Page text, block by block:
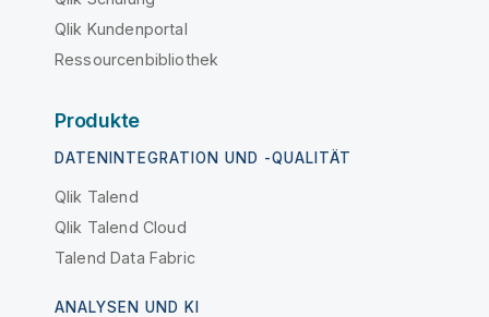
Qlik Kundenportal
Ressourcenbibliothek
Produkte
DATENINTEGRATION UND -QUALITÄT
Qlik Talend
Qlik Talend Cloud
Talend Data Fabric
ANALYSEN UND KI